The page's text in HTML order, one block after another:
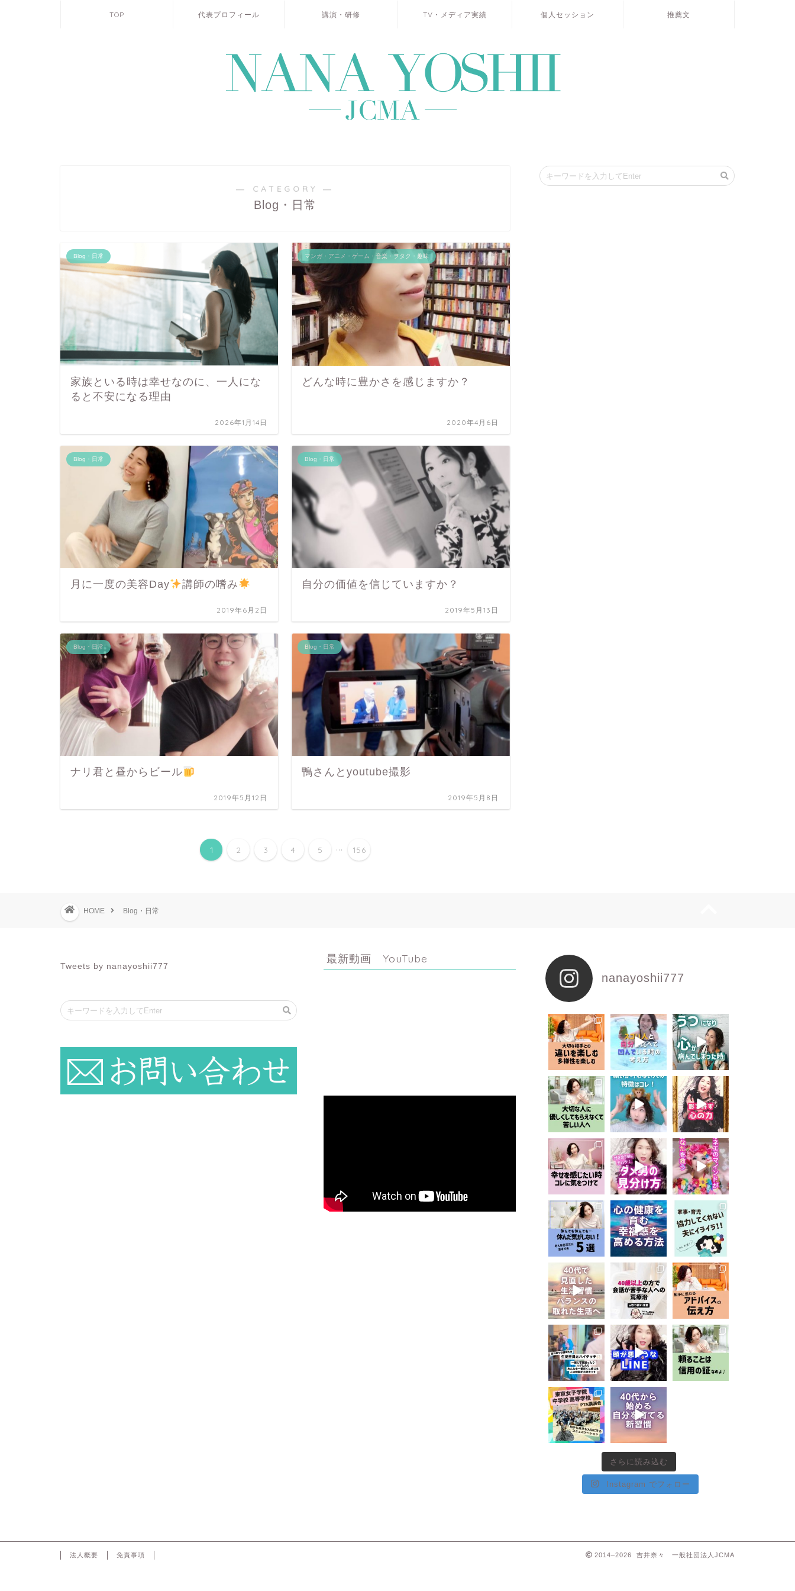
TOP 代表プロフィール 講演・研修 TV・メディア実績 個人セッション 推薦文
― CATEGORY ―
Blog・日常
Blog・日常
家族といる時は幸せなのに、一人にな
ると不安になる理由
2026年1月14日
マンガ・アニメ・ゲーム・音楽・ヲタク・趣味
どんな時に豊かさを感じますか？
2020年4月6日
Blog・日常
月に一度の美容Day 講師の嗜み
2019年6月2日
Blog・日常
自分の価値を信じていますか？
2019年5月13日
Blog・日常
ナリ君と昼からビール
2019年5月12日
Blog・日常
鴨さんとyoutube撮影
2019年5月8日
1 2 3 4 5 ... 156
HOME Blog・日常
Tweets by nanayoshii777
最新動画 YouTube
nanayoshii777
さらに読み込む
Instagram でフォロー
法人概要 免責事項 2014–2026 吉井奈々 一般社団法人JCMA